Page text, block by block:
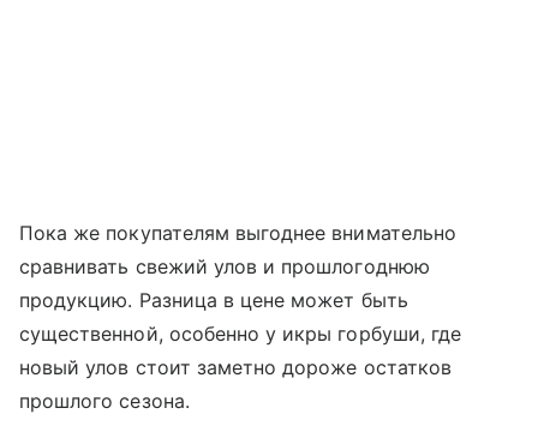
Пока же покупателям выгоднее внимательно
сравнивать свежий улов и прошлогоднюю
продукцию. Разница в цене может быть
существенной, особенно у икры горбуши, где
новый улов стоит заметно дороже остатков
прошлого сезона.